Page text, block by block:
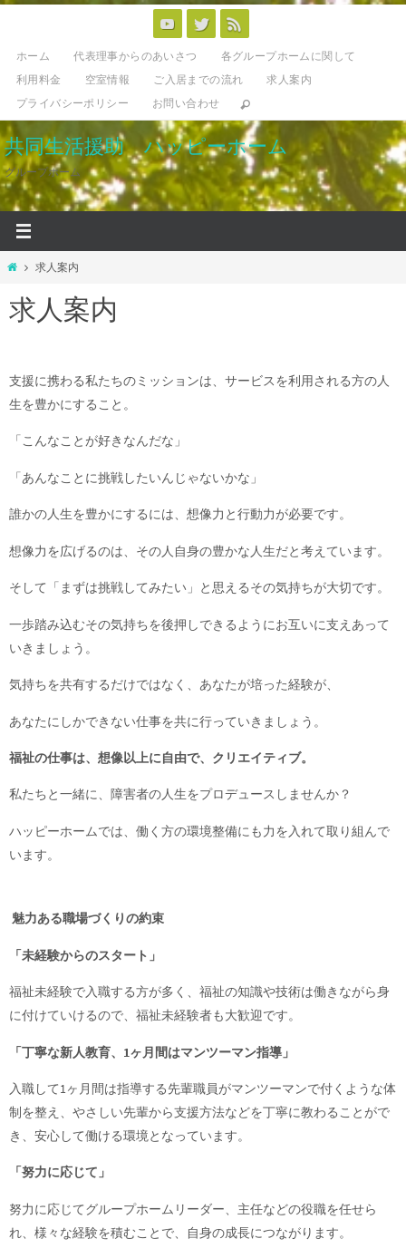
へ
ス
キ
ッ
ホーム 代表理事からのあいさつ
各グループホームに関して
利用料金
空室情報 ご入居までの流れ
求人案内
プライバシーポリシー
お問い合わせ
共同生活援助 ハッピーホーム
グループホーム
ホ
ム
求人案内
求人案内
支援に携わる私たちのミッションは、サービスを利用される方の人
生を豊かにすること。
「こんなことが好きなんだな」
「あんなことに挑戦したいんじゃないかな」
誰かの人生を豊かにするには、想像力と行動力が必要です。
想像力を広げるのは、その人自身の豊かな人生だと考えています。
そして「まずは挑戦してみたい」と思えるその気持ちが大切です。
一歩踏み込むその気持ちを後押しできるようにお互いに支えあって
いきましょう。
気持ちを共有するだけではなく、あなたが培った経験が、
あなたにしかできない仕事を共に行っていきましょう。
福祉の仕事は、想像以上に自由で、クリエイティブ。
私たちと一緒に、障害者の人生をプロデュースしませんか？
ハッピーホームでは、働く方の環境整備にも力を入れて取り組んで
います。
魅力ある職場づくりの約束
「未経験からのスタート」
福祉未経験で入職する方が多く、福祉の知識や技術は働きながら身
に付けていけるので、福祉未経験者も大歓迎です。
「丁寧な新人教育、1ヶ月間はマンツーマン指導」
入職して1ヶ月間は指導する先輩職員がマンツーマンで付くような体
制を整え、やさしい先輩から支援方法などを丁寧に教わることがで
き、安心して働ける環境となっています。
「努力に応じて」
努力に応じてグループホームリーダー、主任などの役職を任せら
れ、様々な経験を積むことで、自身の成長につながります。